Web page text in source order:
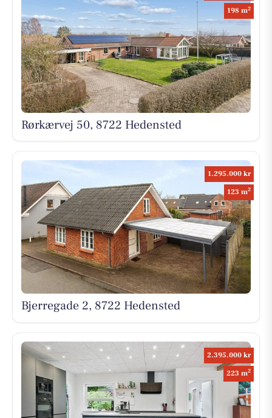
198 m2
Rørkærvej 50, 8722 Hedensted
1.295.000 kr
123 m2
Bjerregade 2, 8722 Hedensted
2.395.000 kr
223 m2